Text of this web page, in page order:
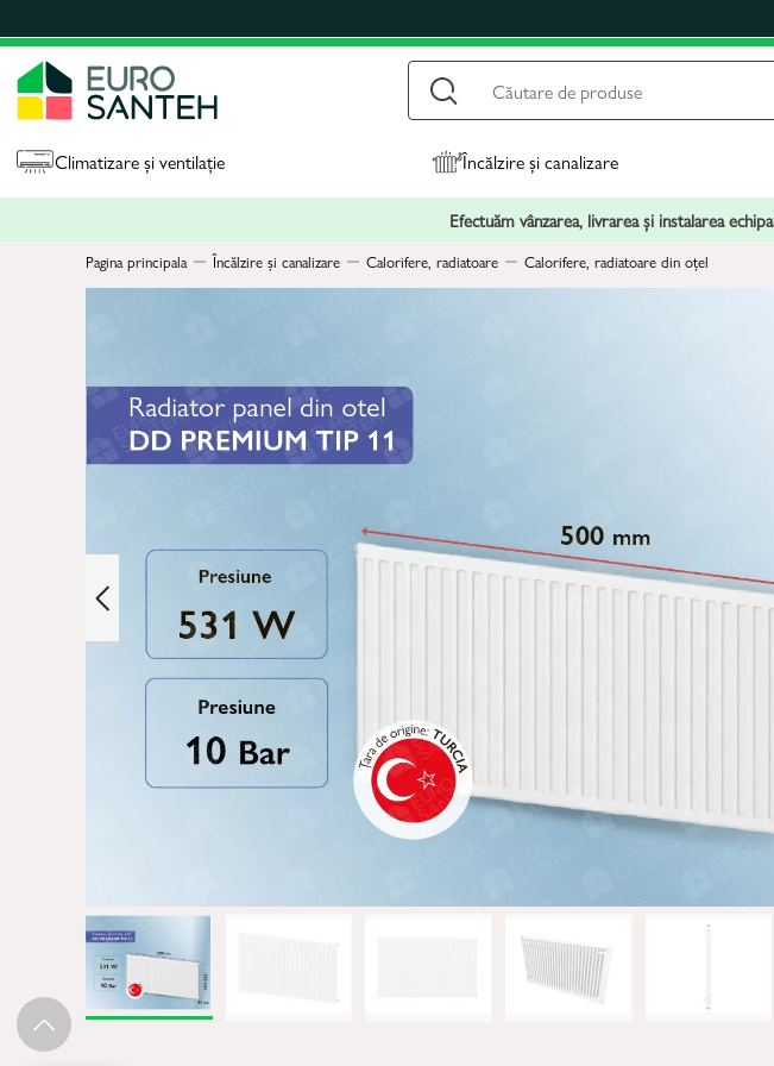
Climatizare și ventilație Încălzire și canalizare
Efectuăm vânzarea, livrarea și instalarea
Pagina principala Încălzire și canalizare Calorifere, radiatoare Calorifere, radiatoare din oțel